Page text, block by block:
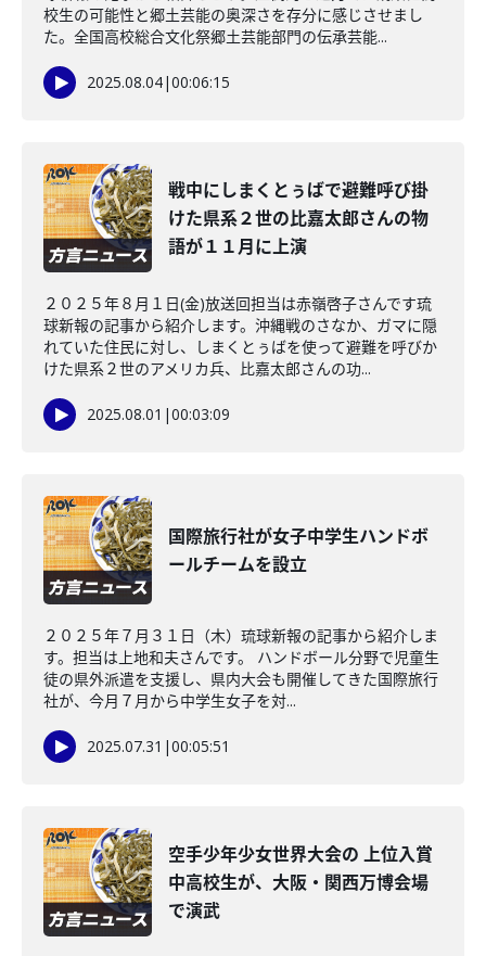
校生の可能性と郷土芸能の奥深さを存分に感じさせまし
た。全国高校総合文化祭郷土芸能部門の伝承芸能...
2025.08.04|00:06:15
戦中にしまくとぅばで避難呼び掛
けた県系２世の比嘉太郎さんの物
語が１１月に上演
２０２５年８月１日(金)放送回担当は赤嶺啓子さんです琉
球新報の記事から紹介します。沖縄戦のさなか、ガマに隠
れていた住民に対し、しまくとぅばを使って避難を呼びか
けた県系２世のアメリカ兵、比嘉太郎さんの功...
2025.08.01 |00:03:09
国際旅行社が女子中学生ハンドボ
ールチームを設立
２０２５年７月３１日（木）琉球新報の記事から紹介しま
す。担当は上地和夫さんです。 ハンドボール分野で児童生
徒の県外派遣を支援し、県内大会も開催してきた国際旅行
社が、今月７月から中学生女子を対...
2025.07.31 |00:05:51
空手少年少女世界大会の 上位入賞
中高校生が、大阪・関西万博会場
で演武